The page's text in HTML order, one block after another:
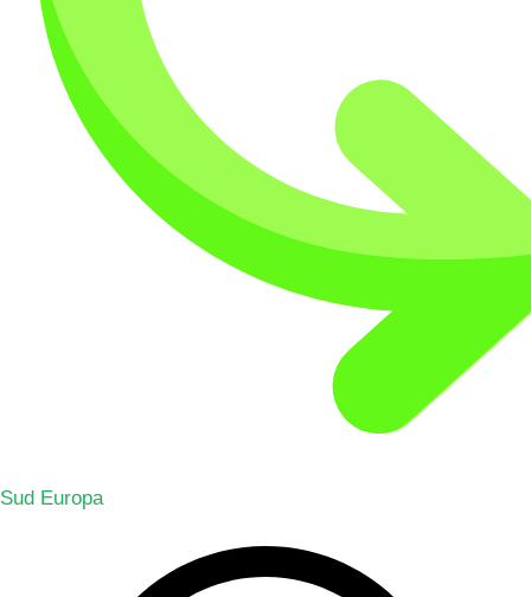
Sud Europa